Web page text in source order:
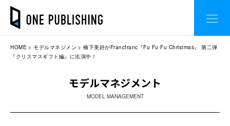
HOME モデルマネジメン
橋下美好がFrancfranc『Fu Fu Fu Christmas』 第二弾
『クリスマスギフト編』に出演中！
モデルマネジメント
MODEL MANAGEMENT